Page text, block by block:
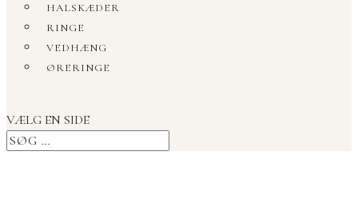
HALSKÆDER
RINGE
VEDHÆNG
ØRERINGE
VÆLG EN SIDE